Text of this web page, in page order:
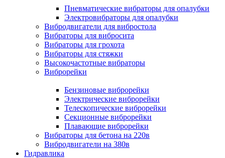
Пневматические вибраторы для опалубки
Электровибраторы для опалубки
Вибродвигатели для вибростола
Вибраторы для вибросита
Вибраторы для грохота
Вибраторы для стяжки
Высокочастотные вибраторы
Виброрейки
Бензиновые виброрейки
Электрические виброрейки
Телескопические виброрейки
Секционные виброрейки
Плавающие виброрейки
Вибраторы для бетона на 220в
Вибродвигатели на 380в
Гидравлика